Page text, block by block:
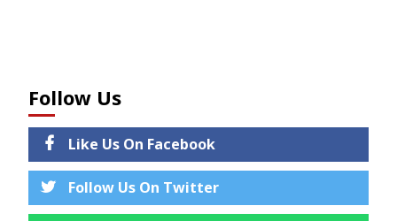
Follow Us
Like Us On Facebook
Follow Us On Twitter